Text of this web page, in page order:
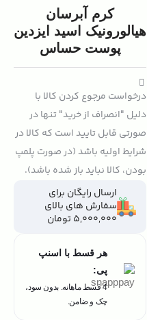
کرم آبرسان
هیالورونیک اسید ایزدین
پوست حساس
درخواست مرجوع کردن کالا با
دلیل "انصراف از خرید" تنها در
صورتی قابل تایید است که کالا در
شرایط اولیه باشد (در صورت پلمپ
بودن، کالا نباید باز شده باشد).
ارسال رایگان برای
سفارش های بالای
5,000,000 تومان
هر قسط با اسنپ
پی:
4 قسط ماهانه. بدون سود،
چک و ضامن.